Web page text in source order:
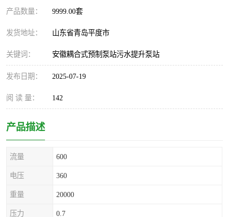
产品数量： 9999.00套
发货地址： 山东省青岛平度市
关键词： 安徽耦合式预制泵站污水提升泵站
发布日期： 2025-07-19
阅 读 量： 142
产品描述
流量 600
电压 360
重量 20000
压力 0.7